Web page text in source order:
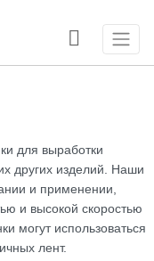

для выработки
других изделий. Наши
и применении,
и высокой скоростью
могут использоваться
лент.